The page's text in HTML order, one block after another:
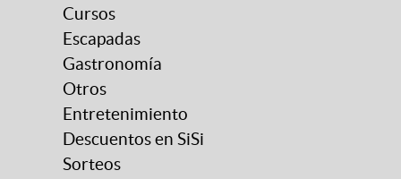
Cursos
Escapadas
Gastronomía
Otros
Entretenimiento
Descuentos en SiSi
Sorteos